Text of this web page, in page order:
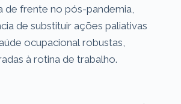
de frente no pós-pandemia,
de substituir ações paliativas
ocupacional robustas,
à rotina de trabalho.